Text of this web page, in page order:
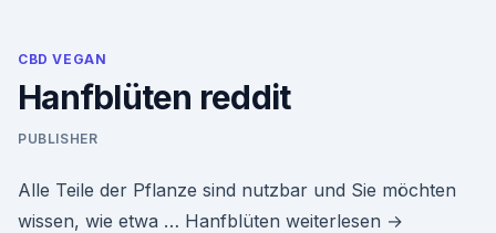
CBD VEGAN
Hanfblüten reddit
PUBLISHER
Alle Teile der Pflanze sind nutzbar und Sie möchten
wissen, wie etwa … Hanfblüten weiterlesen →